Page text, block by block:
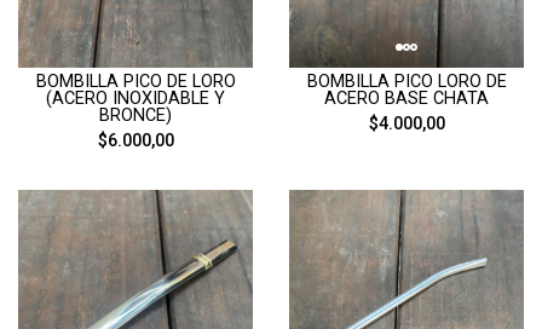
BOMBILLA PICO DE LORO
(ACERO INOXIDABLE Y
BRONCE)
$6.000,00
BOMBILLA PICO LORO DE
ACERO BASE CHATA
$4.000,00